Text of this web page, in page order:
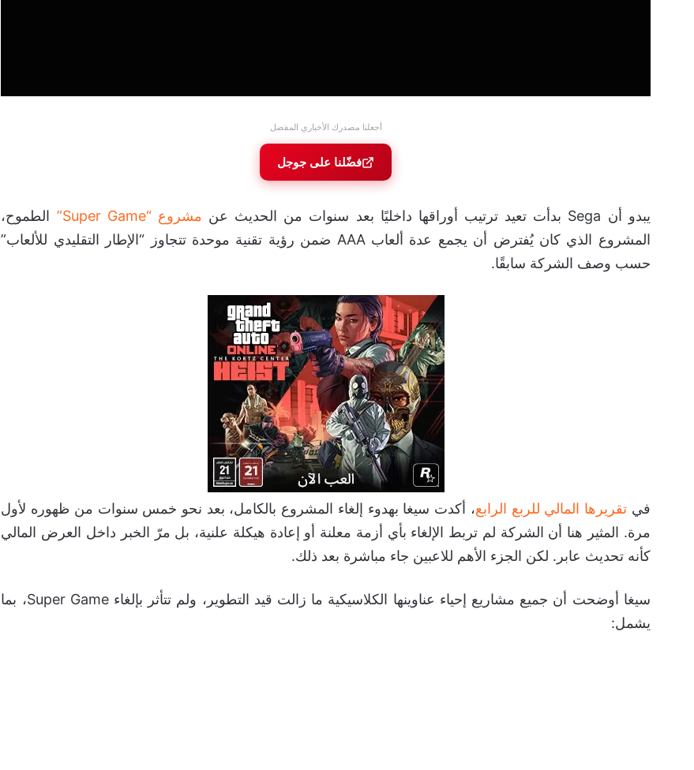
أجعلنا مصدرك الأخباري المفضل
فضّلنا على جوجل
يبدو أن Sega بدأت تعيد ترتيب أوراقها داخليًا بعد سنوات من الحديث عن مشروع “Super Game”
الطموح،
المشروع الذي كان يُفترض أن يجمع عدة ألعاب AAA ضمن رؤية تقنية موحدة تتجاوز “الإطار التقليدي للألعاب”
حسب وصف الشركة سابقًا.
فيتقريرها المالي للربع الرابع، أكدت سيغا بهدوء إلغاء المشروع بالكامل، بعد نحو خمس سنوات من ظهوره لأول
مرة. المثير هنا أن الشركة لم تربط الإلغاء بأي أزمة معلنة أو إعادة هيكلة علنية، بل مرّ الخبر داخل العرض المالي
كأنه تحديث عابر. لكن الجزء الأهم للاعبين جاء مباشرة بعد ذلك.
سيغا أوضحت أن جميع مشاريع إحياء عناوينها الكلاسيكية ما زالت قيد التطوير، ولم تتأثر بإلغاء Super Game، بما
يشمل: